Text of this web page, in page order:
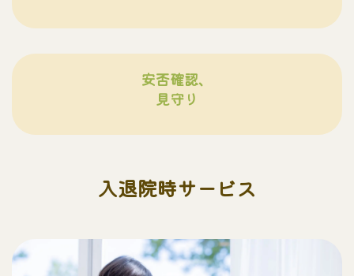
安否確認、
見守り
入退院時サービス